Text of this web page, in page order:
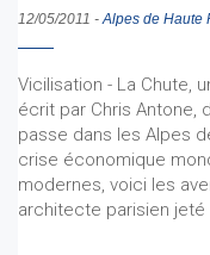
12/05/2011 -Alpes de Haute
Vicilisation - La Chute,
écrit par Chris Antone,
passe dans les Alpes
crise économique
modernes, voici les
architecte parisien jeté